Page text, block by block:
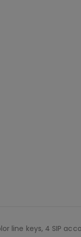
line keys, 4 SIP